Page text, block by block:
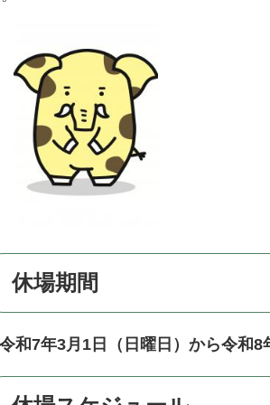
休場期間
令和7年3月1日（日曜日）から令和8